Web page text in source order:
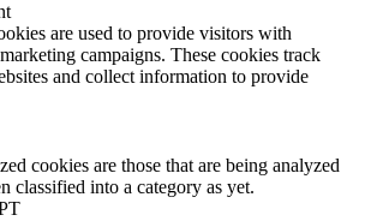
are used to provide visitors with
campaigns. These cookies track
and collect information to provide
cookies are those that are being analyzed
classified into a category as yet.